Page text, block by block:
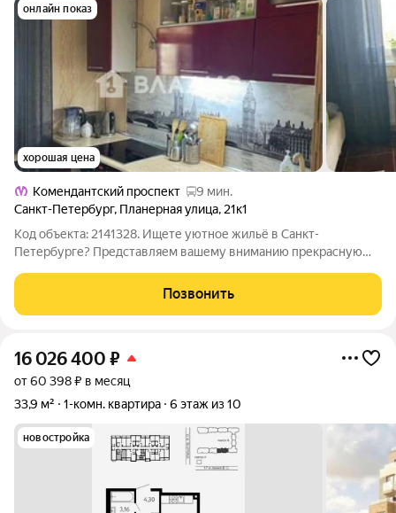
онлайн показ
хорошая цена
Комендантский проспект
9 мин.
Санкт-Петербург, Планерная улица, 21к1
Код объекта: 2141328. Ищете уютное жильё в Санкт-
Петербурге? Представляем вашему вниманию прекрасную
Квартира расположена на втором этаже двенадцатиэтажного
панельного дома, построенного в 1992
Позвонить
16 026 400 ₽
от 60 398 ₽ в месяц
33,9 м²
1-комн. квартира 6 этаж из 10
новостройка